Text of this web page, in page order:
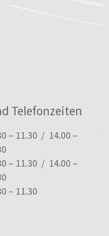
Telefonzeiten
– 11.30 / 14.00 –
– 11.30 / 14.00 –
– 11.30